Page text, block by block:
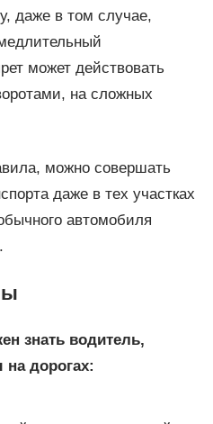
даже в том случае,
может действовать
на сложных
можно совершать
даже в тех участках
автомобиля
знать водитель,
дорогах: